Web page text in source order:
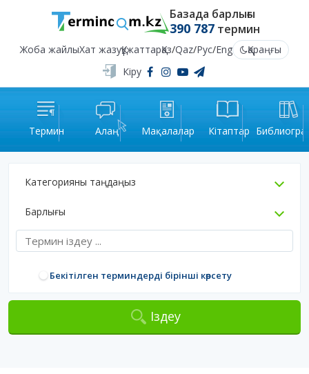
Базада барлығы
390 787термин
Жоба жайлыХат жазуҚұжаттарҚаз/Qaz/Рус/Eng
Қараңғы
Кіру
Термин Алаң Мақалалар Кітаптар
Категорияны таңдаңыз
Барлығы
Бекітілген терминдерді бірінші көрсету
Іздеу